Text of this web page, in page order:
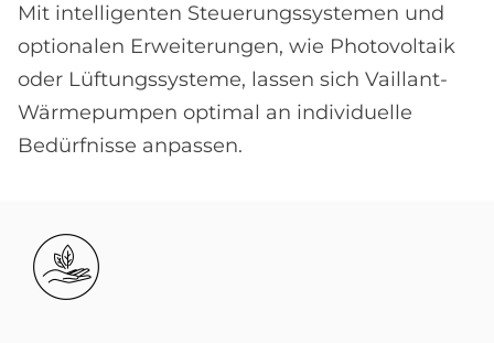
Mit intelligenten Steuerungssystemen und
optionalen Erweiterungen, wie Photovoltaik
oder Lüftungssysteme, lassen sich Vaillant-
Wärmepumpen optimal an individuelle
Bedürfnisse anpassen.
Bild